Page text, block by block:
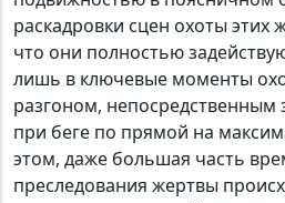
раскадровки сцен охоты этих
что они полностью
лишь в ключевые моменты
разгоном, непосредственным
при беге по прямой на
этом, даже большая часть
преследования жертвы